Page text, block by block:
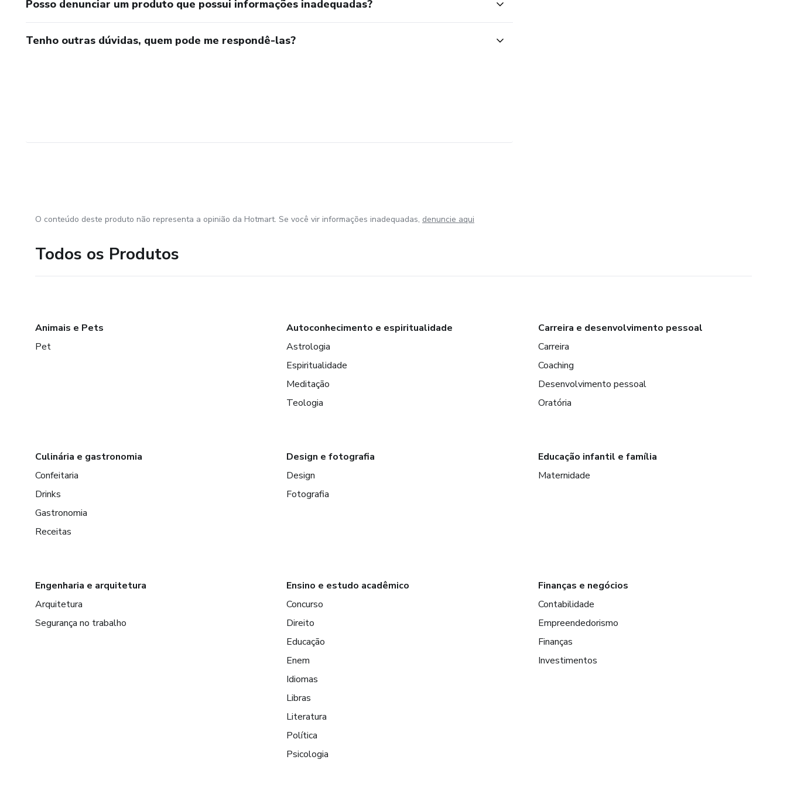
Posso denunciar um produto que possui informações inadequadas?
Tenho outras dúvidas, quem pode me respondê-las?
O conteúdo deste produto não representa a opinião da Hotmart. Se você vir informações inadequadas, denuncie aqui
Todos os Produtos
Animais e Pets
Pet
Autoconhecimento e espiritualidade
Astrologia
Espiritualidade
Meditação
Teologia
Carreira e desenvolvimento pessoal
Carreira
Coaching
Desenvolvimento pessoal
Oratória
Culinária e gastronomia
Confeitaria
Drinks
Gastronomia
Receitas
Design e fotografia
Design
Fotografia
Educação infantil e família
Maternidade
Engenharia e arquitetura
Arquitetura
Segurança no trabalho
Ensino e estudo acadêmico
Concurso
Direito
Educação
Enem
Idiomas
Libras
Literatura
Política
Psicologia
Finanças e negócios
Contabilidade
Empreendedorismo
Finanças
Investimentos